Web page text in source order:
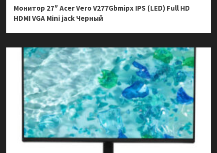
Монитор 27″ Acer Vero V277Gbmipx IPS (LED) Full HD
HDMI VGA Mini jack Черный